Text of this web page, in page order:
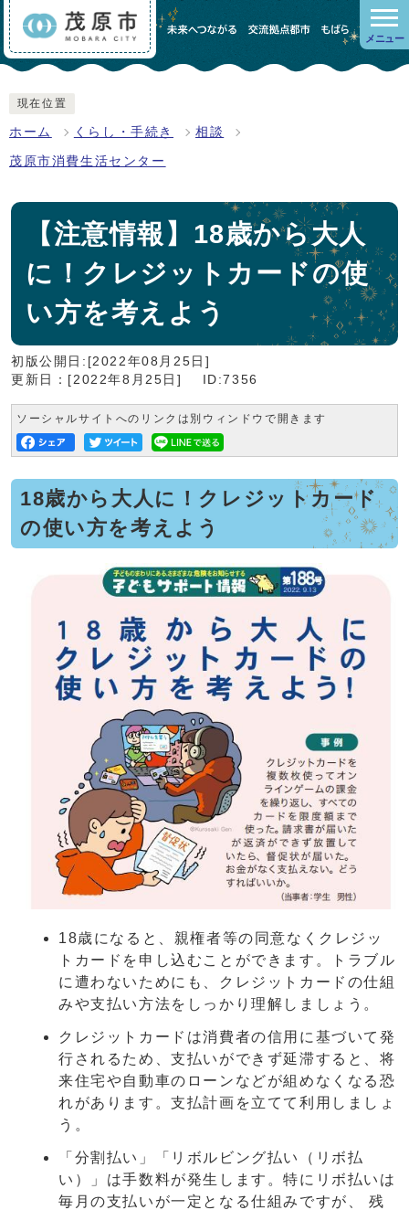
メニュー
現在位置
ホーム くらし・手続き 相談
茂原市消費生活センター
【注意情報】18歳から大人
に！クレジットカードの使
い方を考えよう
初版公開日:[2022年08月25日]
更新日：[2022年8月25日]
ID:7356
ソーシャルサイトへのリンクは別ウィンドウで開きます
18歳から大人に！クレジットカード
の使い方を考えよう
18歳になると、親権者等の同意なくクレジッ
トカードを申し込むことができます。トラブル
に遭わないためにも、クレジットカードの仕組
みや支払い方法をしっかり理解しましょう。
クレジットカードは消費者の信用に基づいて発
行されるため、支払いができず延滞すると、将
来住宅や自動車のローンなどが組めなくなる恐
れがあります。支払計画を立てて利用しましょ
う。
「分割払い」「リボルビング払い（リボ払
い）」は手数料が発生します。特にリボ払いは
毎月の支払いが一定となる仕組みですが、 残